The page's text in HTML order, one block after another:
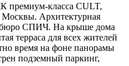
премиум-класса CULT,
Архитектурная
бюро СПИЧ. На крыше дома
терраса для всех жителей
время на фоне панорамы
подземный паркинг,